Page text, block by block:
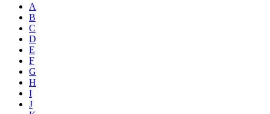
A
B
C
D
E
F
G
H
I
J